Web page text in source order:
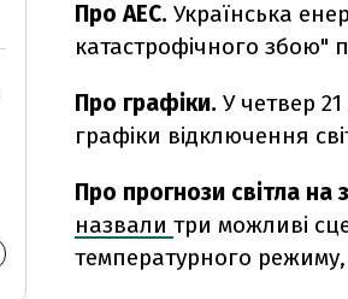
Про АЕС. Українська
катастрофічного збою"
Про графіки. У четвер
графіки відключення
Про прогнози світла на
назвали три можливі
температурного